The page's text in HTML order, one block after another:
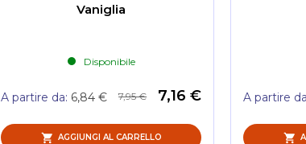
Vaniglia
Disponibile
7,16 €
7,95 €
A partire da 6,84 €
AGGIUNGI AL CARRELLO
A partire da